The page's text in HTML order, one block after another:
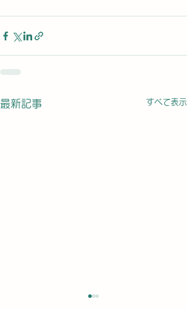
最新記事 すべて表示